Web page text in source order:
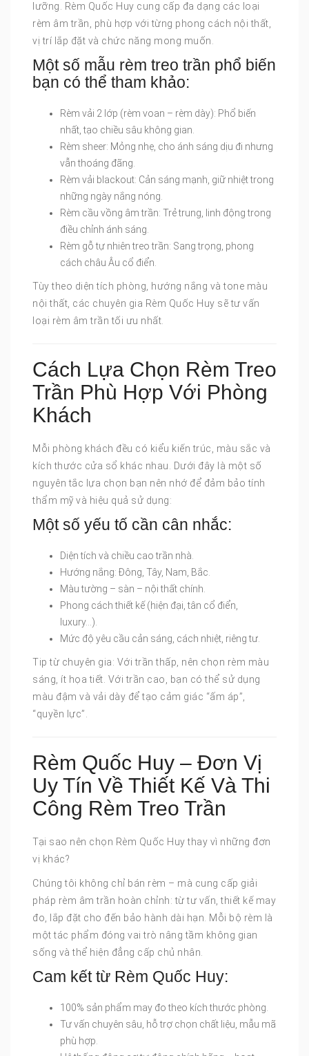
lưỡng. Rèm Quốc Huy cung cấp đa dạng các loại
rèm âm trần, phù hợp với từng phong cách nội thất,
vị trí lắp đặt và chức năng mong muốn.
Một số mẫu rèm treo trần phổ biến
bạn có thể tham khảo:
Rèm vải 2 lớp (rèm voan – rèm dày): Phổ biến
nhất, tạo chiều sâu không gian.
Rèm sheer: Mỏng nhẹ, cho ánh sáng dịu đi nhưng
vẫn thoáng đãng.
Rèm vải blackout: Cản sáng mạnh, giữ nhiệt trong
những ngày nắng nóng.
Rèm cầu vồng âm trần: Trẻ trung, linh động trong
điều chỉnh ánh sáng.
Rèm gỗ tự nhiên treo trần: Sang trọng, phong
cách châu Âu cổ điển.
Tùy theo diện tích phòng, hướng nắng và tone màu
nội thất, các chuyên gia Rèm Quốc Huy sẽ tư vấn
loại rèm âm trần tối ưu nhất.
Cách Lựa Chọn Rèm Treo
Trần Phù Hợp Với Phòng
Khách
Mỗi phòng khách đều có kiểu kiến trúc, màu sắc và
kích thước cửa sổ khác nhau. Dưới đây là một số
nguyên tắc lựa chọn bạn nên nhớ để đảm bảo tính
thẩm mỹ và hiệu quả sử dụng:
Một số yếu tố cần cân nhắc:
Diện tích và chiều cao trần nhà.
Hướng nắng: Đông, Tây, Nam, Bắc.
Màu tường – sàn – nội thất chính.
Phong cách thiết kế (hiện đại, tân cổ điển,
luxury…).
Mức độ yêu cầu cản sáng, cách nhiệt, riêng tư.
Tip từ chuyên gia: Với trần thấp, nên chọn rèm màu
sáng, ít họa tiết. Với trần cao, bạn có thể sử dụng
màu đậm và vải dày để tạo cảm giác “ấm áp”,
“quyền lực”.
Rèm Quốc Huy – Đơn Vị
Uy Tín Về Thiết Kế Và Thi
Công Rèm Treo Trần
Tại sao nên chọn Rèm Quốc Huy thay vì những đơn
vị khác?
Chúng tôi không chỉ bán rèm – mà cung cấp giải
pháp rèm âm trần hoàn chỉnh: từ tư vấn, thiết kế may
đo, lắp đặt cho đến bảo hành dài hạn. Mỗi bộ rèm là
một tác phẩm đóng vai trò nâng tầm không gian
sống và thể hiện đẳng cấp chủ nhân.
Cam kết từ Rèm Quốc Huy:
100% sản phẩm may đo theo kích thước phòng.
Tư vấn chuyên sâu, hỗ trợ chọn chất liệu, mẫu mã
phù hợp.